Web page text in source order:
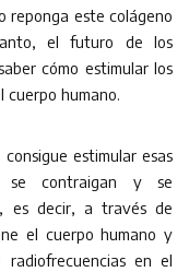
reponga este colágeno
el futuro de los
cómo estimular los
cuerpo humano.
estimular esas
se contraigan y se
es decir, a través de
el cuerpo humano y
en el